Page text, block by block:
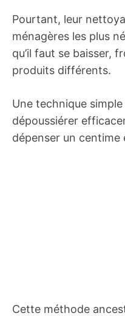
Pourtant, leur
ménagères les plus
qu’il faut se baisser,
produits différents.
Une technique
dépoussiérer
dépenser un centime
Cette méthode